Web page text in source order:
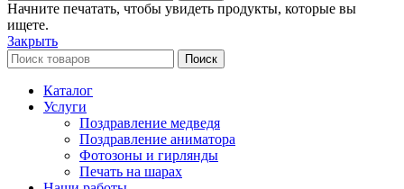
Начните печатать, чтобы увидеть продукты, которые вы
ищете.
Закрыть
Поиск
Каталог
Услуги
Поздравление медведя
Поздравление аниматора
Фотозоны и гирлянды
Печать на шарах